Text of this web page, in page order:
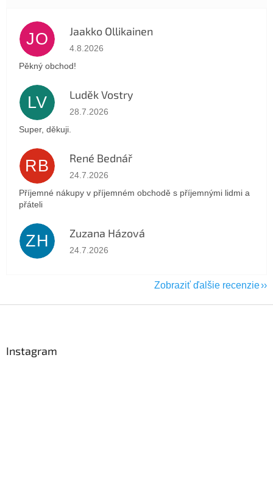
JO Jaakko Ollikainen
Hodnotenie obchodu je 5 z 5 hviezdičiek.
4.8.2026
Pěkný obchod!
LV Luděk Vostry
Hodnotenie obchodu je 5 z 5 hviezdičiek.
28.7.2026
Super, děkuji.
RB René Bednář
Hodnotenie obchodu je 5 z 5 hviezdičiek.
24.7.2026
Příjemné nákupy v příjemném obchodě s příjemnými lidmi a
přáteli
ZH Zuzana Házová
Hodnotenie obchodu je 5 z 5 hviezdičiek.
24.7.2026
Zobraziť ďalšie recenzie
Instagram